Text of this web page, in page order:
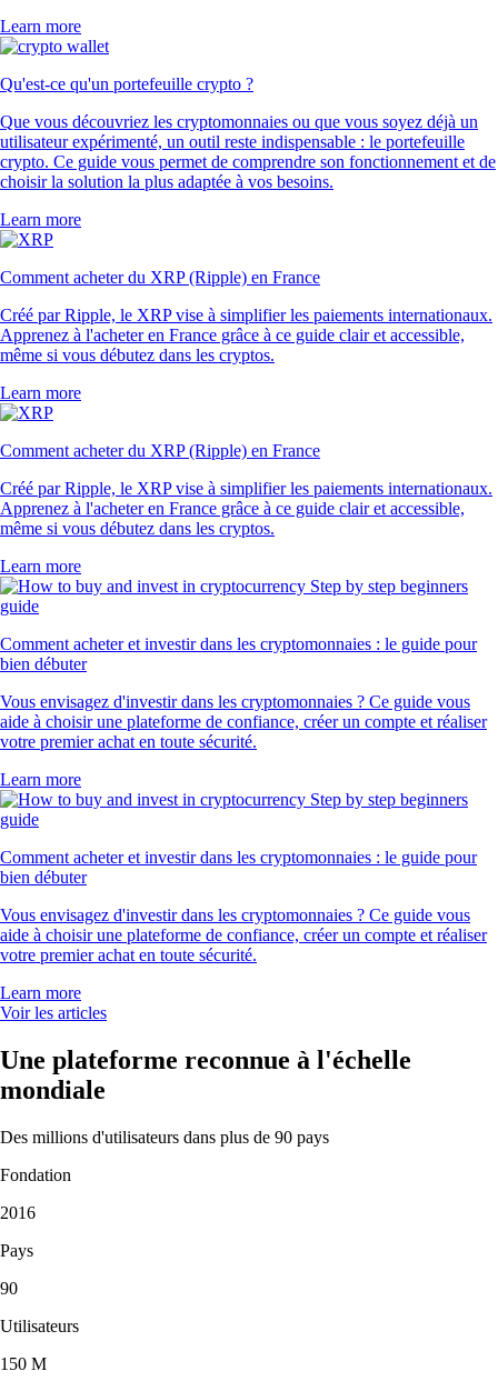
Learn more
Qu'est-ce qu'un portefeuille crypto ?
Que vous découvriez les cryptomonnaies ou que vous soyez déjà un
utilisateur expérimenté, un outil reste indispensable : le portefeuille
crypto. Ce guide vous permet de comprendre son fonctionnement et de
choisir la solution la plus adaptée à vos besoins.
Learn more
Comment acheter du XRP (Ripple) en France
Créé par Ripple, le XRP vise à simplifier les paiements internationaux.
Apprenez à l'acheter en France grâce à ce guide clair et accessible,
même si vous débutez dans les cryptos.
Learn more
Comment acheter du XRP (Ripple) en France
Créé par Ripple, le XRP vise à simplifier les paiements internationaux.
Apprenez à l'acheter en France grâce à ce guide clair et accessible,
même si vous débutez dans les cryptos.
Learn more
Comment acheter et investir dans les cryptomonnaies : le guide pour
bien débuter
Vous envisagez d'investir dans les cryptomonnaies ? Ce guide vous
aide à choisir une plateforme de confiance, créer un compte et réaliser
votre premier achat en toute sécurité.
Learn more
Comment acheter et investir dans les cryptomonnaies : le guide pour
bien débuter
Vous envisagez d'investir dans les cryptomonnaies ? Ce guide vous
aide à choisir une plateforme de confiance, créer un compte et réaliser
votre premier achat en toute sécurité.
Learn more
Voir les articles
Une plateforme reconnue à l'échelle
mondiale
Des millions d'utilisateurs dans plus de 90 pays
Fondation
2016
Pays
90
Utilisateurs
150 M